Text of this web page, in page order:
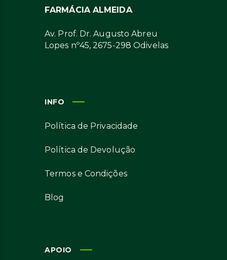
FARMÁCIA ALMEIDA
Av. Prof. Dr. Augusto Abreu
Lopes nº45, 2675-298 Odivelas
INFO
Política de Privacidade
Política de Devolução
Termos e Condições
Blog
APOIO